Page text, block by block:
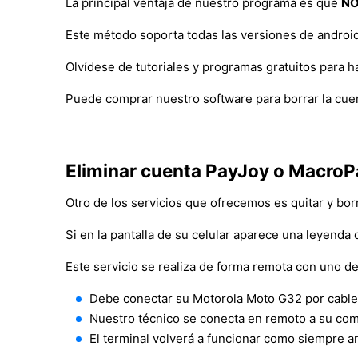
Este método soporta todas las versiones de
Olvídese de tutoriales y programas gratuitos para
Puede comprar nuestro software para borrar la
Eliminar cuenta PayJoy o
Otro de los servicios que ofrecemos es quitar y
Si en la pantalla de su celular aparece una
Este servicio se realiza de forma remota con uno
Debe conectar su Motorola Moto G32 por
Nuestro técnico se conecta en remoto a su
El terminal volverá a funcionar como siempre